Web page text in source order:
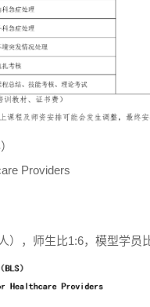
Providers
），师生比1:6，模型学员